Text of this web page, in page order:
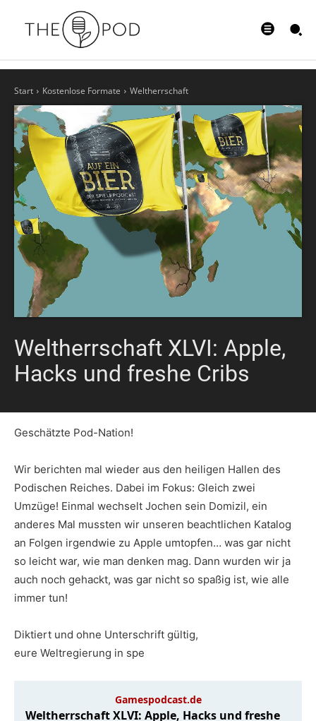
Start Kostenlose Formate Weltherrschaft
Weltherrschaft XLVI: Apple,
Hacks und freshe Cribs
Geschätzte Pod-Nation!
Wir berichten mal wieder aus den heiligen Hallen des
Podischen Reiches. Dabei im Fokus: Gleich zwei
Umzüge! Einmal wechselt Jochen sein Domizil, ein
anderes Mal mussten wir unseren beachtlichen Katalog
an Folgen irgendwie zu Apple umtopfen… was gar nicht
so leicht war, wie man denken mag. Dann wurden wir ja
auch noch gehackt, was gar nicht so spaßig ist, wie alle
immer tun!
Diktiert und ohne Unterschrift gültig,
eure Weltregierung in spe